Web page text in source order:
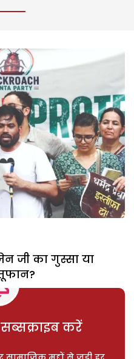
जी का गुस्सा या
करें